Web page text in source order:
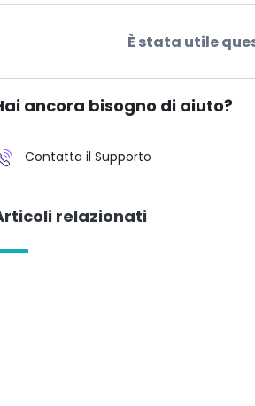
È stata utile
ancora bisogno di aiuto?
Contatta il Supporto
relazionati